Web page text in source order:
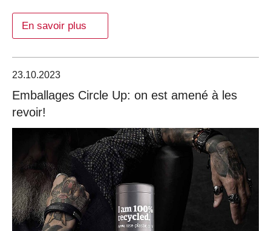
En savoir plus
23.10.2023
Emballages Circle Up: on est amené à les
revoir!